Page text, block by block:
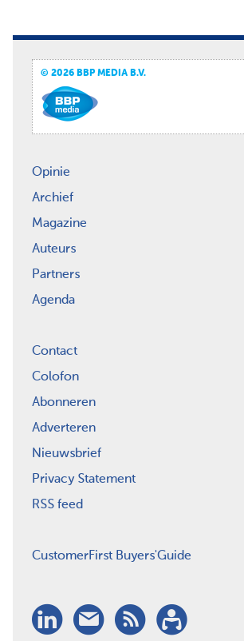
© 2026 BBP MEDIA B.V.
Opinie
Archief
Magazine
Auteurs
Partners
Agenda
Contact
Colofon
Abonneren
Adverteren
Nieuwsbrief
Privacy Statement
RSS feed
CustomerFirst Buyers'Guide
LinkedIn
RSS